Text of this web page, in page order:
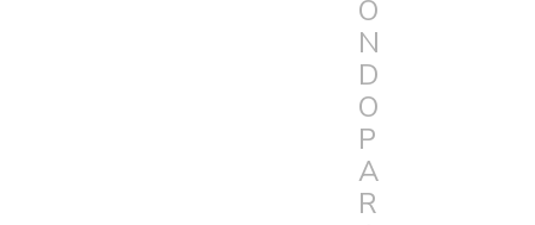
O
N
D
O
P
A
R